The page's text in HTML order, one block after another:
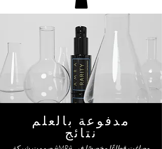
نتائج
مدفوعة بالعلم